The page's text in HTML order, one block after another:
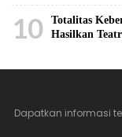
10
Totalitas
Hasilkan
Dapatkan informasi